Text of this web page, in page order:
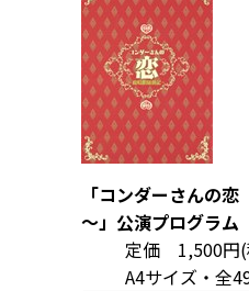
「コンダーさんの
～」公演プログラム
定価 1,500円(
A4サイズ・全